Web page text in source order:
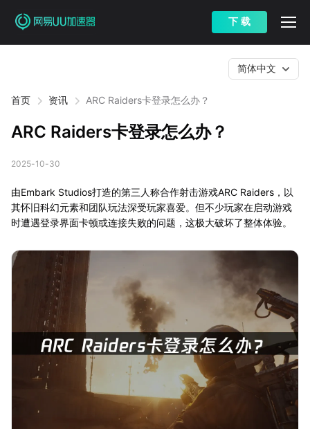
下 载
首页 资讯 ARC Raiders卡登录怎么办？
简体中文
ARC Raiders卡登录怎么办？
2025-10-30
由Embark Studios打造的第三人称合作射击游戏ARC Raiders，以
其怀旧科幻元素和团队玩法深受玩家喜爱。但不少玩家在启动游戏
时遭遇登录界面卡顿或连接失败的问题，这极大破坏了整体体验。